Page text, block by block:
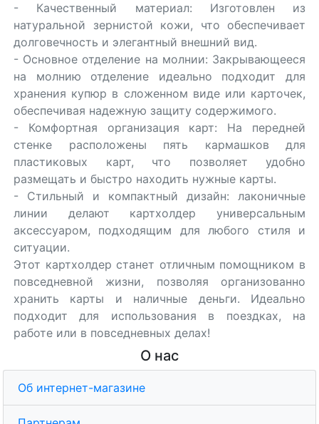
- Качественный материал: Изготовлен из
натуральной зернистой кожи, что обеспечивает
долговечность и элегантный внешний вид.
- Основное отделение на молнии: Закрывающееся
на молнию отделение идеально подходит для
хранения купюр в сложенном виде или карточек,
обеспечивая надежную защиту содержимого.
- Комфортная организация карт: На передней
стенке расположены пять кармашков для
пластиковых карт, что позволяет удобно
размещать и быстро находить нужные карты.
- Стильный и компактный дизайн: лаконичные
линии делают картхолдер универсальным
аксессуаром, подходящим для любого стиля и
ситуации.
Этот картхолдер станет отличным помощником в
повседневной жизни, позволяя организованно
хранить карты и наличные деньги. Идеально
подходит для использования в поездках, на
работе или в повседневных делах!
О нас
Об интернет-магазине